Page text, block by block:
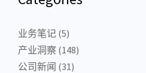
业务笔记 (5)
产业洞察 (148)
公司新闻 (31)